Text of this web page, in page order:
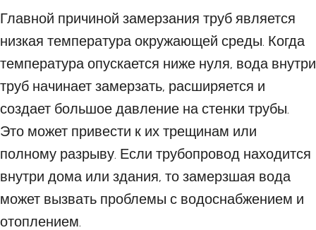
Главной причиной замерзания труб является
низкая температура окружающей среды. Когда
температура опускается ниже нуля, вода внутри
труб начинает замерзать, расширяется и
создает большое давление на стенки трубы.
Это может привести к их трещинам или
полному разрыву. Если трубопровод находится
внутри дома или здания, то замерзшая вода
может вызвать проблемы с водоснабжением и
отоплением.